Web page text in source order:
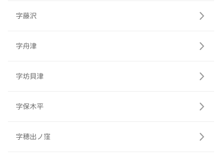
字藤沢
字舟津
字坊貝津
字保木平
字穂出ノ窪